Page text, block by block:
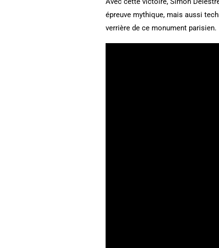
épreuve mythique, mais aussi
verrière de ce monument parisien.